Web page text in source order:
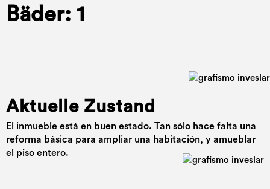
Bäder: 1
Aktuelle Zustand
El inmueble está en buen estado. Tan sólo hace falta una
reforma básica para ampliar una habitación, y amueblar
el piso entero.